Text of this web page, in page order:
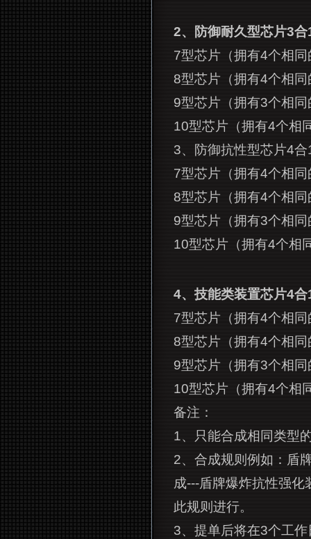
2、防御耐久型芯片3
7型芯片（拥有4个相
8型芯片（拥有4个相
9型芯片（拥有3个相
10型芯片（拥有4个相
3、防御抗性型芯片4
7型芯片（拥有4个相
8型芯片（拥有4个相
9型芯片（拥有3个相
10型芯片（拥有4个相
4、技能类装置芯片4
7型芯片（拥有4个相
8型芯片（拥有4个相
9型芯片（拥有3个相
10型芯片（拥有4个相
备注：
1、只能合成相同类型
2、合成规则例如：盾
成---盾牌爆炸抗性强化
此规则进行。
3、提单后将在3个工